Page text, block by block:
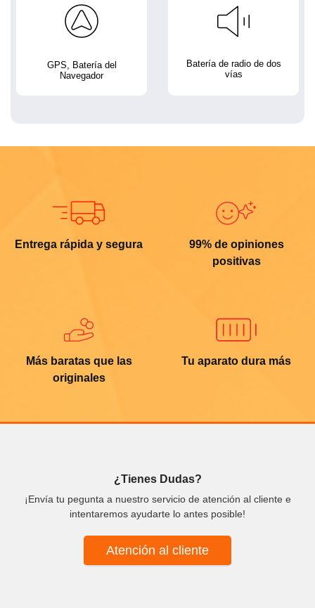
GPS, Batería del
Navegador
Batería de radio de dos
vías
Entrega rápida y segura
99% de opiniones
positivas
Más baratas que las
originales
Tu aparato dura más
¿Tienes Dudas?
¡Envía tu pegunta a nuestro servicio de atención al cliente e
intentaremos ayudarte lo antes posible!
Atención al cliente